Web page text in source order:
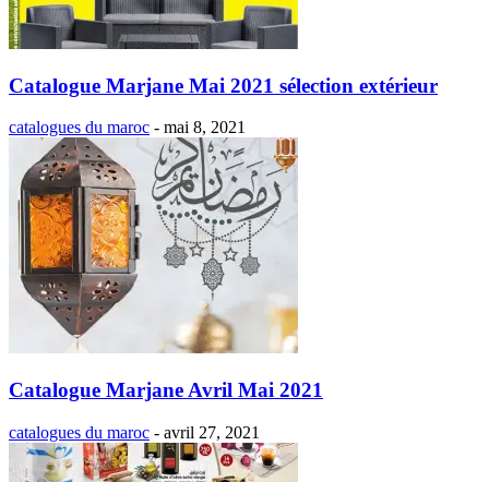
Catalogue Marjane Mai 2021 sélection extérieur
catalogues du maroc - mai 8, 2021
Catalogue Marjane Avril Mai 2021
catalogues du maroc - avril 27, 2021